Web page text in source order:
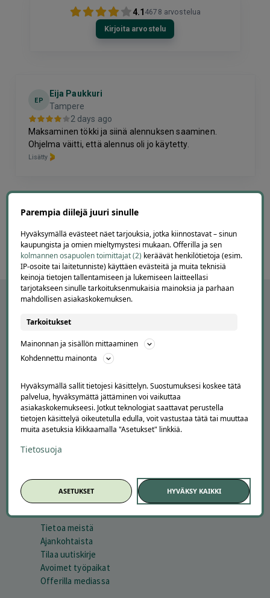
4.1 4678 arvostelua
Kirjoita arvostelu
EP
Eija Paukkuri
Tampere
2 days ago
Maksaminen tökki ja siinä alennuksen saaminen.
Ohjelma väitti, että alennus oli jo käytetty.
Lisätty
Page
APUA JA NEUVOJA
Peruuta tilaus
Kuinka Offerilla toimii
Suosittele Offerillaa
TUTUSTU MEIHIN
Tietoa meistä
Ajankohtaista
Tilaa uutiskirje
Avoimet työpaikat
Offerilla mediassa
Parempia diilejä juuri sinulle
Hyväksymällä evästeet näet tarjouksia, jotka kiinnostavat – sinun
kaupungista ja omien mieltymystesi mukaan. Offerilla ja sen
kolmannen osapuolen toimittajat (2) keräävät henkilötietoja (esim.
IP-osoite tai laitetunniste) käyttäen evästeitä ja muita teknisiä
keinoja tietojen tallentamiseen ja lukemiseen laitteellasi
tarjotakseen sinulle tarkoituksenmukaisia mainoksia ja parhaan
mahdollisen asiakaskokemuksen.
Tarkoitukset
Mainonnan ja sisällön mittaaminen
Kohdennettu mainonta
Hyväksymällä sallit tietojesi käsittelyn. Suostumuksesi koskee tätä
palvelua, hyväksymättä jättäminen voi vaikuttaa
asiakaskokemukseesi. Jotkut teknologiat saattavat perustella
tietojen käsittelyä oikeutetulla edulla, voit vastustaa tätä tai muuttaa
muita asetuksia klikkaamalla "Asetukset" linkkiä.
Tietosuoja
ASETUKSET HYVÄKSY KAIKKI